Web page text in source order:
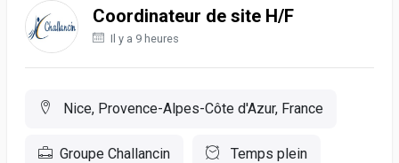
Coordinateur de site H/F
Il y a 9 heures
Nice, Provence-Alpes-Côte d'Azur, France
Groupe Challancin Temps plein